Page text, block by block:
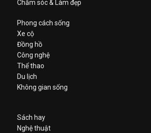
Chăm sóc & Làm đẹp
Phong cách sống
Xe cộ
Đồng hồ
Công nghệ
Thể thao
Du lịch
Không gian sống
Sách hay
Nghệ thuật